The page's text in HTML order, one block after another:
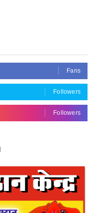
Fans
Followers
Followers